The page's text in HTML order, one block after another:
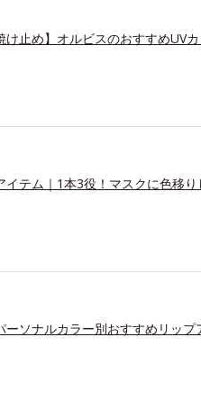
け止め】オルビスのおすすめUV
イテム｜1本3役！マスクに色移
ーソナルカラー別おすすめリップ